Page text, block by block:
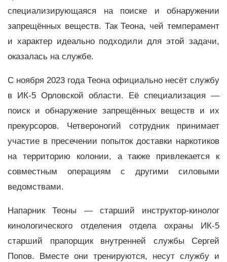
специализирующаяся на поиске и обнаружении
запрещённых веществ. Так Теона, чей темперамент
и характер идеально подходили для этой задачи,
оказалась на службе.
С ноября 2023 года Теона официально несёт службу
в ИК-5 Орловской области. Её специализация —
поиск и обнаружение запрещённых веществ и их
прекурсоров. Четвероногий сотрудник принимает
участие в пресечении попыток доставки наркотиков
на территорию колонии, а также привлекается к
совместным операциям с другими силовыми
ведомствами.
Напарник Теоны — старший инструктор-кинолог
кинологического отделения отдела охраны ИК-5
старший прапорщик внутренней службы Сергей
Попов. Вместе они тренируются, несут службу и